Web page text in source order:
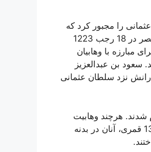
را مجبور کرد که
محمدعلی پاشا را به جنگ با سعود بن عبدالعزیز بفرستد. محمد علی پاشا حاکم مصر در 18 رجب 1223
مبارزه با وهابیان
سعود بن عبدالعزیز
نزد سلطان عثمانی
شدند. هرچند وهابیت
همچنان در بین فرزندان و اقوام او ریشه میدواند. در مرحله بعد، آنها در سال 1343 قمری، آنان در بدنه